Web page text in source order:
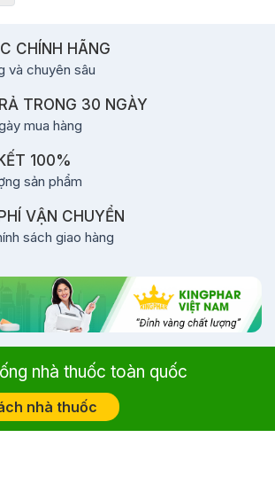
CHÍNH HÃNG
và chuyên sâu
TRONG 30 NGÀY
mua hàng
100%
sản phẩm
VẬN CHUYỂN
sách giao hàng
nhà thuốc toàn quốc
nhà thuốc